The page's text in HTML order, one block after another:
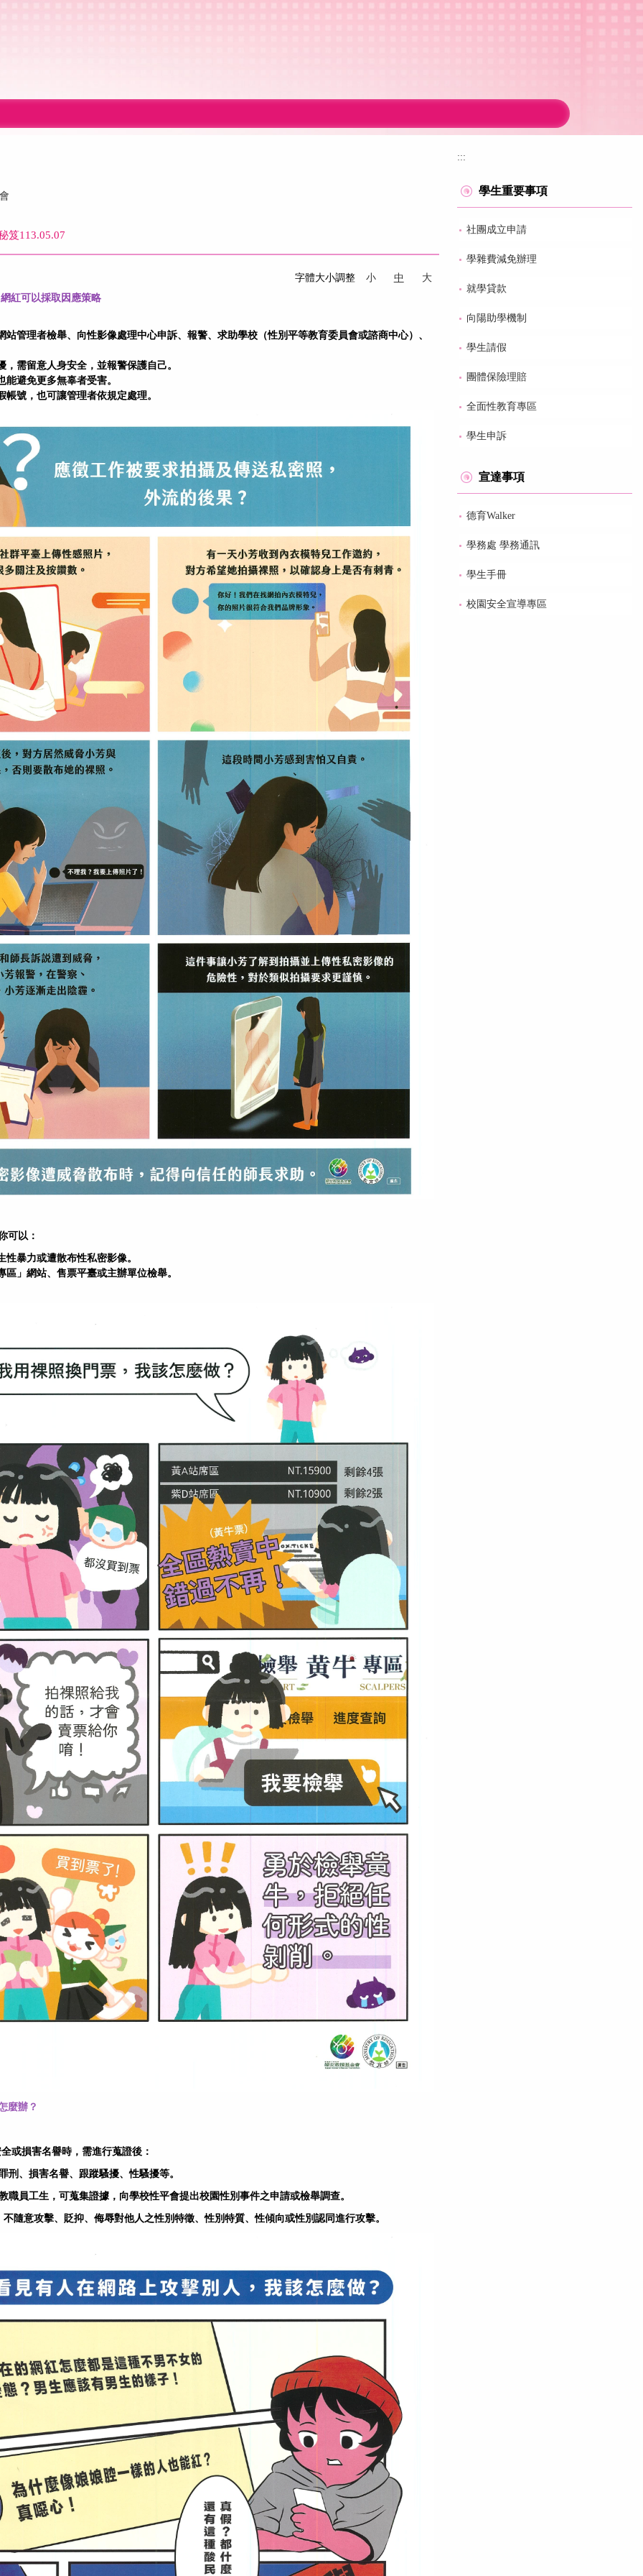
笈113.05.07
字體大小調整 小 中
大
網紅可以採取因應策略
站管理者檢舉、向性影像處理中心申訴、報警、求助學校（性別平等教育委員會或諮商中心）、
，需留意人身安全，並報警保護自己。
能避免更多無辜者受害。
帳號，也可讓管理者依規定處理。
可以：
性暴力或遭散布性私密影像。
區」網站、售票平臺或主辦單位檢舉。
麼辦？
或損害名譽時，需進行蒐證後：
、損害名譽、跟蹤騷擾、性騷擾等。
員工生，可蒐集證據，向學校性平會提出校園性別事件之申請或檢舉調查。
隨意攻擊、貶抑、侮辱對他人之性別特徵、性別特質、性傾向或性別認同進行攻擊。
:::
學生重要事項
社團成立申請
學雜費減免辦理
就學貸款
向陽助學機制
學生請假
團體保險理賠
全面性教育專區
學生申訴
宣達事項
德育Walker
學務處 學務通訊
學生手冊
校園安全宣導專區